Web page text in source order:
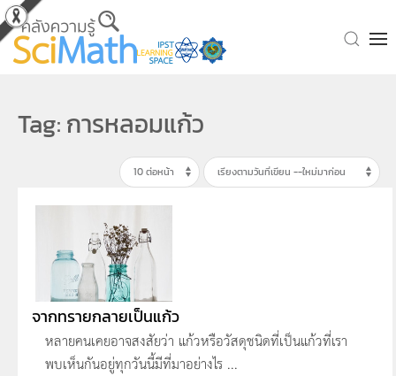
Skip to main content
Tag: การหลอมแก้ว
จากทรายกลายเป็นแก้ว
หลายคนเคยอาจสงสัยว่า แก้วหรือวัสดุชนิดที่เป็นแก้วที่เรา
พบเห็นกันอยู่ทุกวันนี้มีที่มาอย่างไร ...